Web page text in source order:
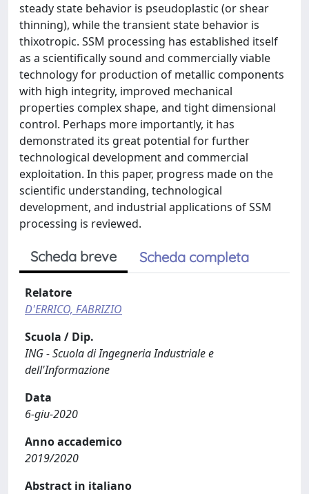
steady state behavior is pseudoplastic (or shear
thinning), while the transient state behavior is
thixotropic. SSM processing has established itself
as a scientifically sound and commercially viable
technology for production of metallic components
with high integrity, improved mechanical
properties complex shape, and tight dimensional
control. Perhaps more importantly, it has
demonstrated its great potential for further
technological development and commercial
exploitation. In this paper, progress made on the
scientific understanding, technological
development, and industrial applications of SSM
processing is reviewed.
Scheda breve Scheda completa
Relatore
D'ERRICO, FABRIZIO
Scuola / Dip.
ING - Scuola di Ingegneria Industriale e
dell'Informazione
Data
6-giu-2020
Anno accademico
2019/2020
Abstract in italiano